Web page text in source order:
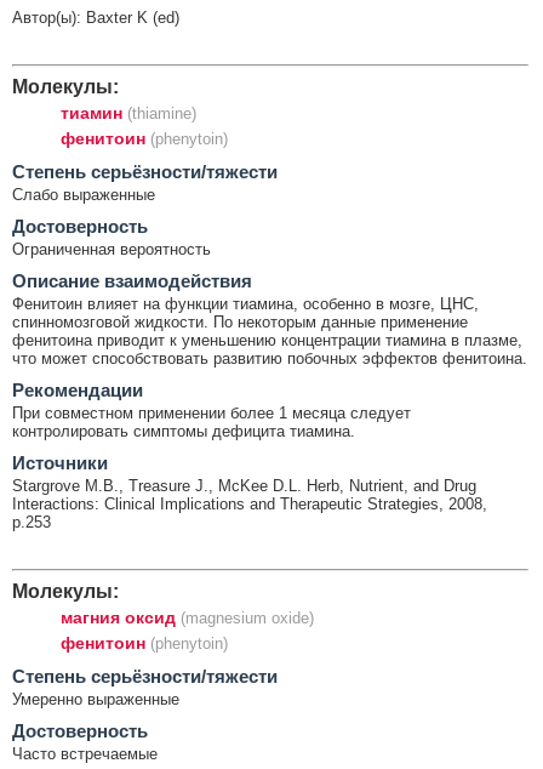
Автор(ы): Baxter K (ed)
Молекулы:
тиамин (thiamine)
фенитоин (phenytoin)
Cтепень серьёзности/тяжести
Слабо выраженные
Достоверность
Ограниченная вероятность
Описание взаимодействия
Фенитоин влияет на функции тиамина, особенно в мозге, ЦНС,
спинномозговой жидкости. По некоторым данные применение
фенитоина приводит к уменьшению концентрации тиамина в плазме,
что может способствовать развитию побочных эффектов фенитоина.
Рекомендации
При совместном применении более 1 месяца следует
контролировать симптомы дефицита тиамина.
Источники
Stargrove M.B., Treasure J., McKee D.L. Herb, Nutrient, and Drug
Interactions: Clinical Implications and Therapeutic Strategies, 2008,
p.253
Молекулы:
магния оксид (magnesium oxide)
фенитоин (phenytoin)
Cтепень серьёзности/тяжести
Умеренно выраженные
Достоверность
Часто встречаемые